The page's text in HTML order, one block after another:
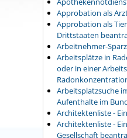
Approbation als
Approbation als
Drittstaaten
Arbeitnehmer-
Arbeitsplätze in
oder in einer
Arbeitsplatzsuche
Aufenthalte im
Architektenliste -
Architektenliste -
Gesellschaft